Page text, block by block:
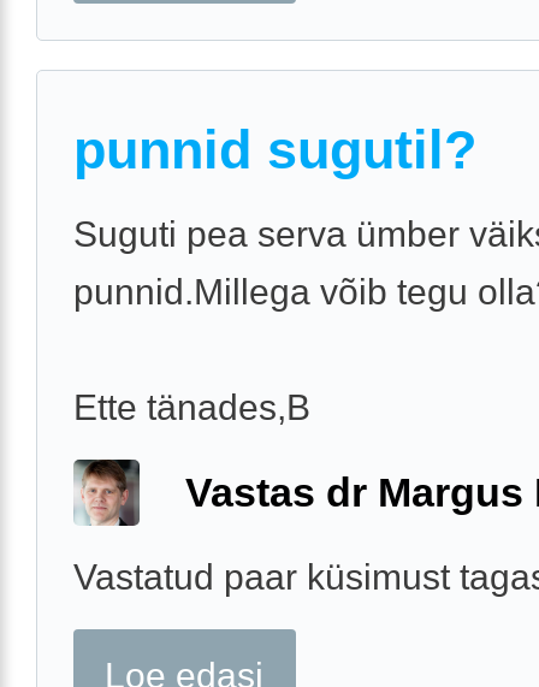
punnid sugutil?
Suguti pea serva ümber
punnid.Millega võib tegu
Ette tänades,B
Vastas dr Margus
Vastatud paar küsimust
Loe edasi